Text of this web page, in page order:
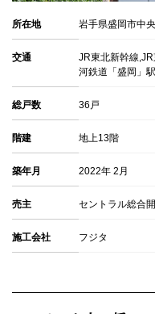
所在地 岩手県盛岡市中
交通
JR東北新幹線
河鉄道「盛岡」
総戸数 36戸
階建 地上13階
築年月 2022年 2月
売主 セントラル総合
施工会社 フジタ